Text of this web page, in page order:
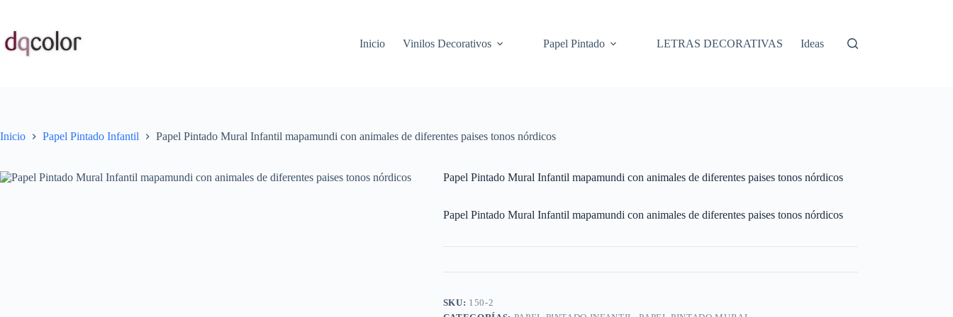
contenido
Inicio
Vinilos Decorativos Papel Pintado LETRAS DECORATIVAS Ideas
Inicio Papel Pintado Infantil Papel Pintado Mural Infantil mapamundi con animales de diferentes paises tonos nórdicos
Papel Pintado Mural Infantil mapamundi con animales de diferentes paises tonos nórdicos
Papel Pintado Mural Infantil mapamundi con animales de diferentes paises tonos nórdicos
SKU: 150-2